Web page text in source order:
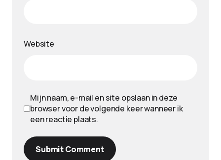
Website
Mijn naam, e-mail en site opslaan in deze
browser voor de volgende keer wanneer ik
een reactie plaats.
Submit Comment